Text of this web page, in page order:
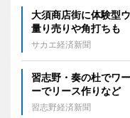
大須商店街に体験型
量り売りや角打ちも
サカエ経済新聞
習志野・奏の杜でワ
ーでリース作りなど
習志野経済新聞